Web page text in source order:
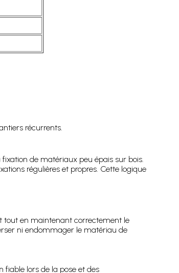
récurrents.
fixation de matériaux peu épais sur bois.
régulières et propres. Cette logique
tout en maintenant correctement le
ni endommager le matériau de
lors de la pose et des